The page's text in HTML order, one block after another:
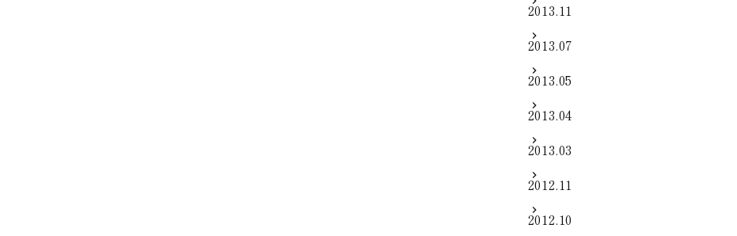
2013.11
2013.07
2013.05
2013.04
2013.03
2012.11
2012.10